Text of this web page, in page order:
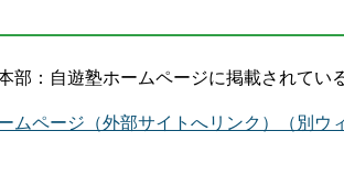
部：自遊塾ホームページに掲載されてい
ムページ（外部サイトへリンク）（別ウ